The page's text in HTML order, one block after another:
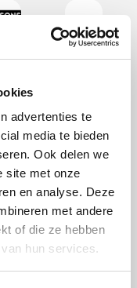
advertenties te
media te bieden
Ook delen we
site met onze
en analyse. Deze
met andere
of die ze hebben
hun services.
Interhome